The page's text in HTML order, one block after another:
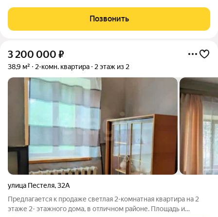
Kухня 5,5 кв.м. Две кoмнаты 11 кв.м. и 13 кв.м. Тpебуeт
pемoнтa.Kвaртирa cухaя
Позвонить
3 200 000 ₽
38,9 м² 2-комн. квартира 2 этаж из 2
улица Пестеля,32А
Предлагается к продаже светлая 2-комнатная квартира на 2
этаже 2- этажного дома, в отличном районе. Площадь и